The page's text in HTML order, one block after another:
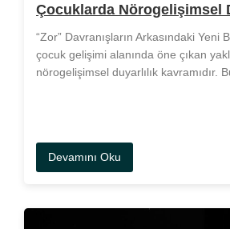
Çocuklarda Nörogelişimsel
“Zor” Davranışların Arkasındaki Yeni
çocuk gelişimi alanında öne çıkan
nörogelişimsel duyarlılık kavramıdır.
Devamını Oku